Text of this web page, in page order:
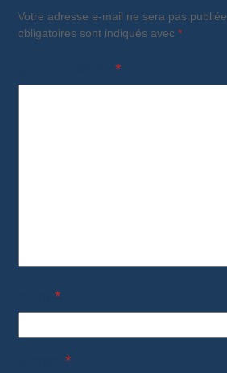
Votre adresse e-mail ne sera pas publiée.
obligatoires sont indiqués avec*
Commentaire*
Nom*
E-mail*